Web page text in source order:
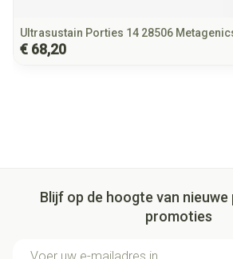
Ultrasustain Porties 14 28506
€ 68,20
Blijf op de hoogte van
promoties